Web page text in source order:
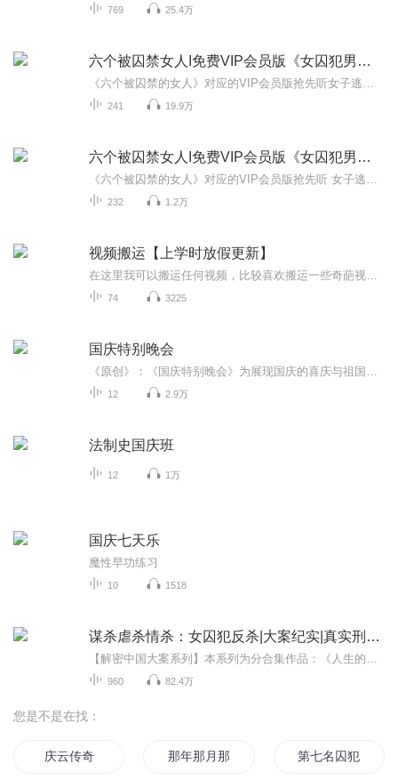
769 25.4万
六个被囚禁女人I免费VIP会员版《女囚犯男逃犯》
241 19.9万
六个被囚禁女人I免费VIP会员版《女囚犯男逃犯》
232 1.2万
视频搬运【上学时放假更新】
74 3225
国庆特别晚会
12 2.9万
法制史国庆班
12 1万
国庆七天乐
魔性早功练习
10 1518
谋杀虐杀情杀：女囚犯反杀|大案纪实|真实刑侦犯罪
960 82.4万
您是不是在找：
庆云传奇 那年那月那时节 第七名囚犯